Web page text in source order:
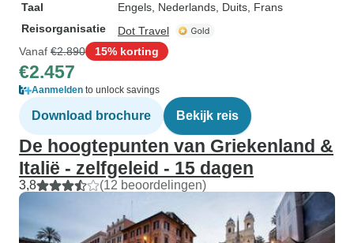
Taal
Engels, Nederlands, Duits, Frans
Reisorganisatie
Dot Travel
Vanaf €2.890 15% korting
€2.457
Aanmelden to unlock savings
Download brochure Bekijk reis
De hoogtepunten van Griekenland &
Italië - zelfgeleid - 15 dagen
3,8 (12 beoordelingen)